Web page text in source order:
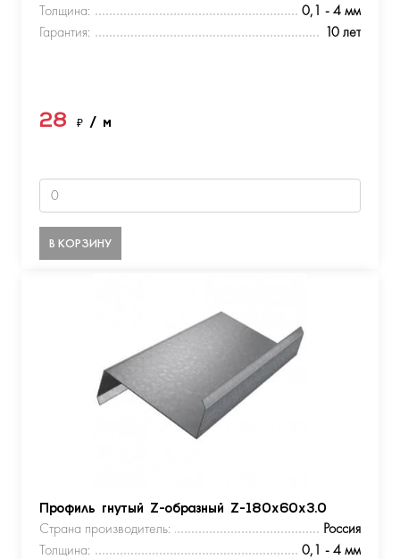
Толщина:
0,1 - 4 мм
Гарантия:
10 лет
28 ₽ / м
В КОРЗИНУ
Профиль гнутый Z-образный Z-180х60х3.0
Страна производитель:
Россия
Толщина:
0,1 - 4 мм